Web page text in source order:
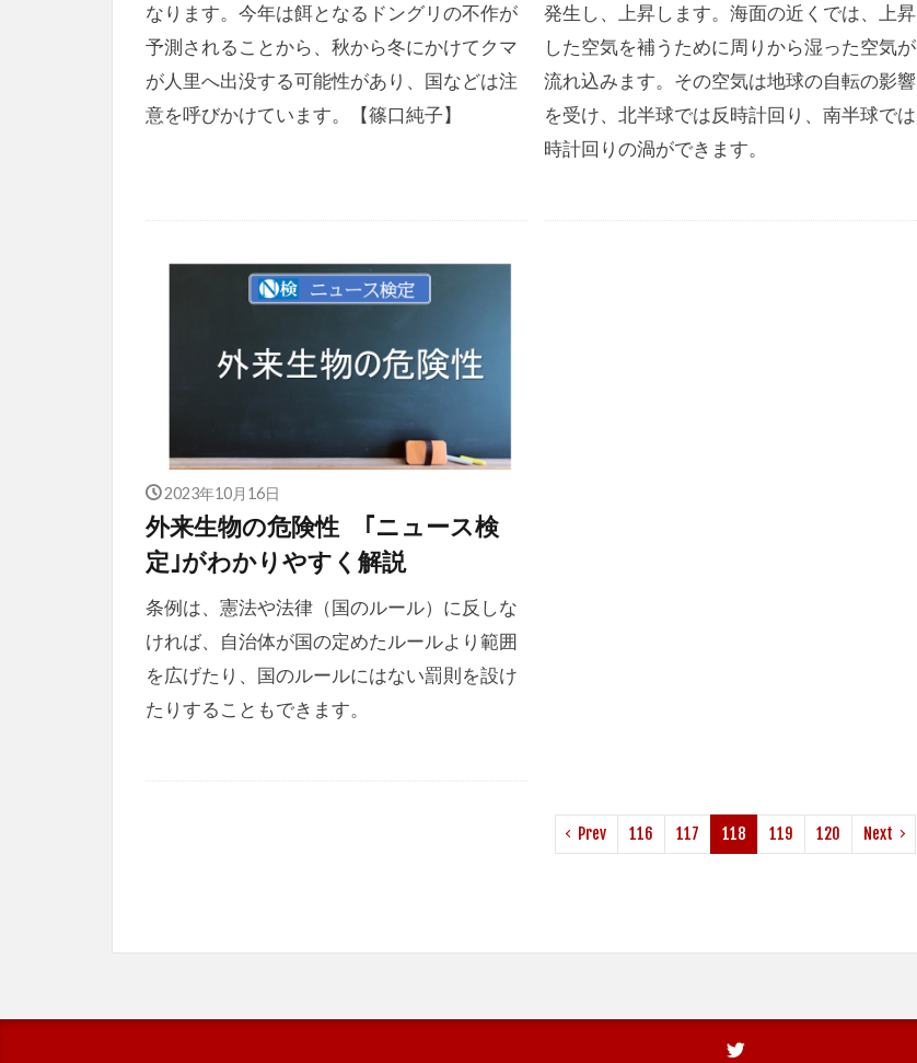
なります。今年は餌となるドングリの不作が
予測されることから、秋から冬にかけてクマ
が人里へ出没する可能性があり、国などは注
意を呼びかけています。【篠口純子】
発生し、上昇します。海面の近くでは、上昇
した空気を補うために周りから湿った空気が
流れ込みます。その空気は地球の自転の影響
を受け、北半球では反時計回り、南半球では
時計回りの渦ができます。
2023年10月16日
外来生物の危険性 ｢ニュース検
定｣がわかりやすく解説
条例は、憲法や法律（国のルール）に反しな
ければ、自治体が国の定めたルールより範囲
を広げたり、国のルールにはない罰則を設け
たりすることもできます。
Prev 116 117 118 119 120 Next